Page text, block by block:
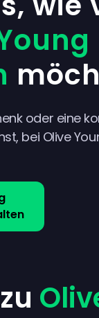
oder eine
bei Olive